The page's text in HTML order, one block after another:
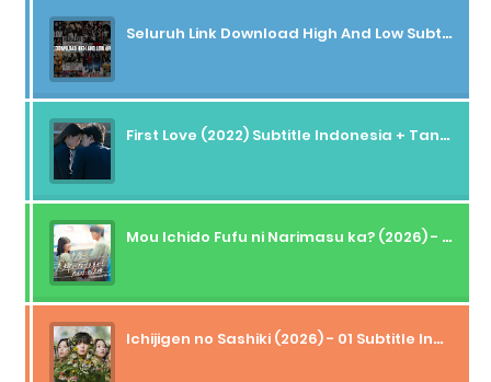
Seluruh Link Download High And Low Subtitle Indonesia
First Love (2022) Subtitle Indonesia + Tanpa Iklan + Streaming + 1080p
Mou Ichido Fufu ni Narimasu ka? (2026) - 01 Subtitle Indonesia
Ichijigen no Sashiki (2026) - 01 Subtitle Indonesia